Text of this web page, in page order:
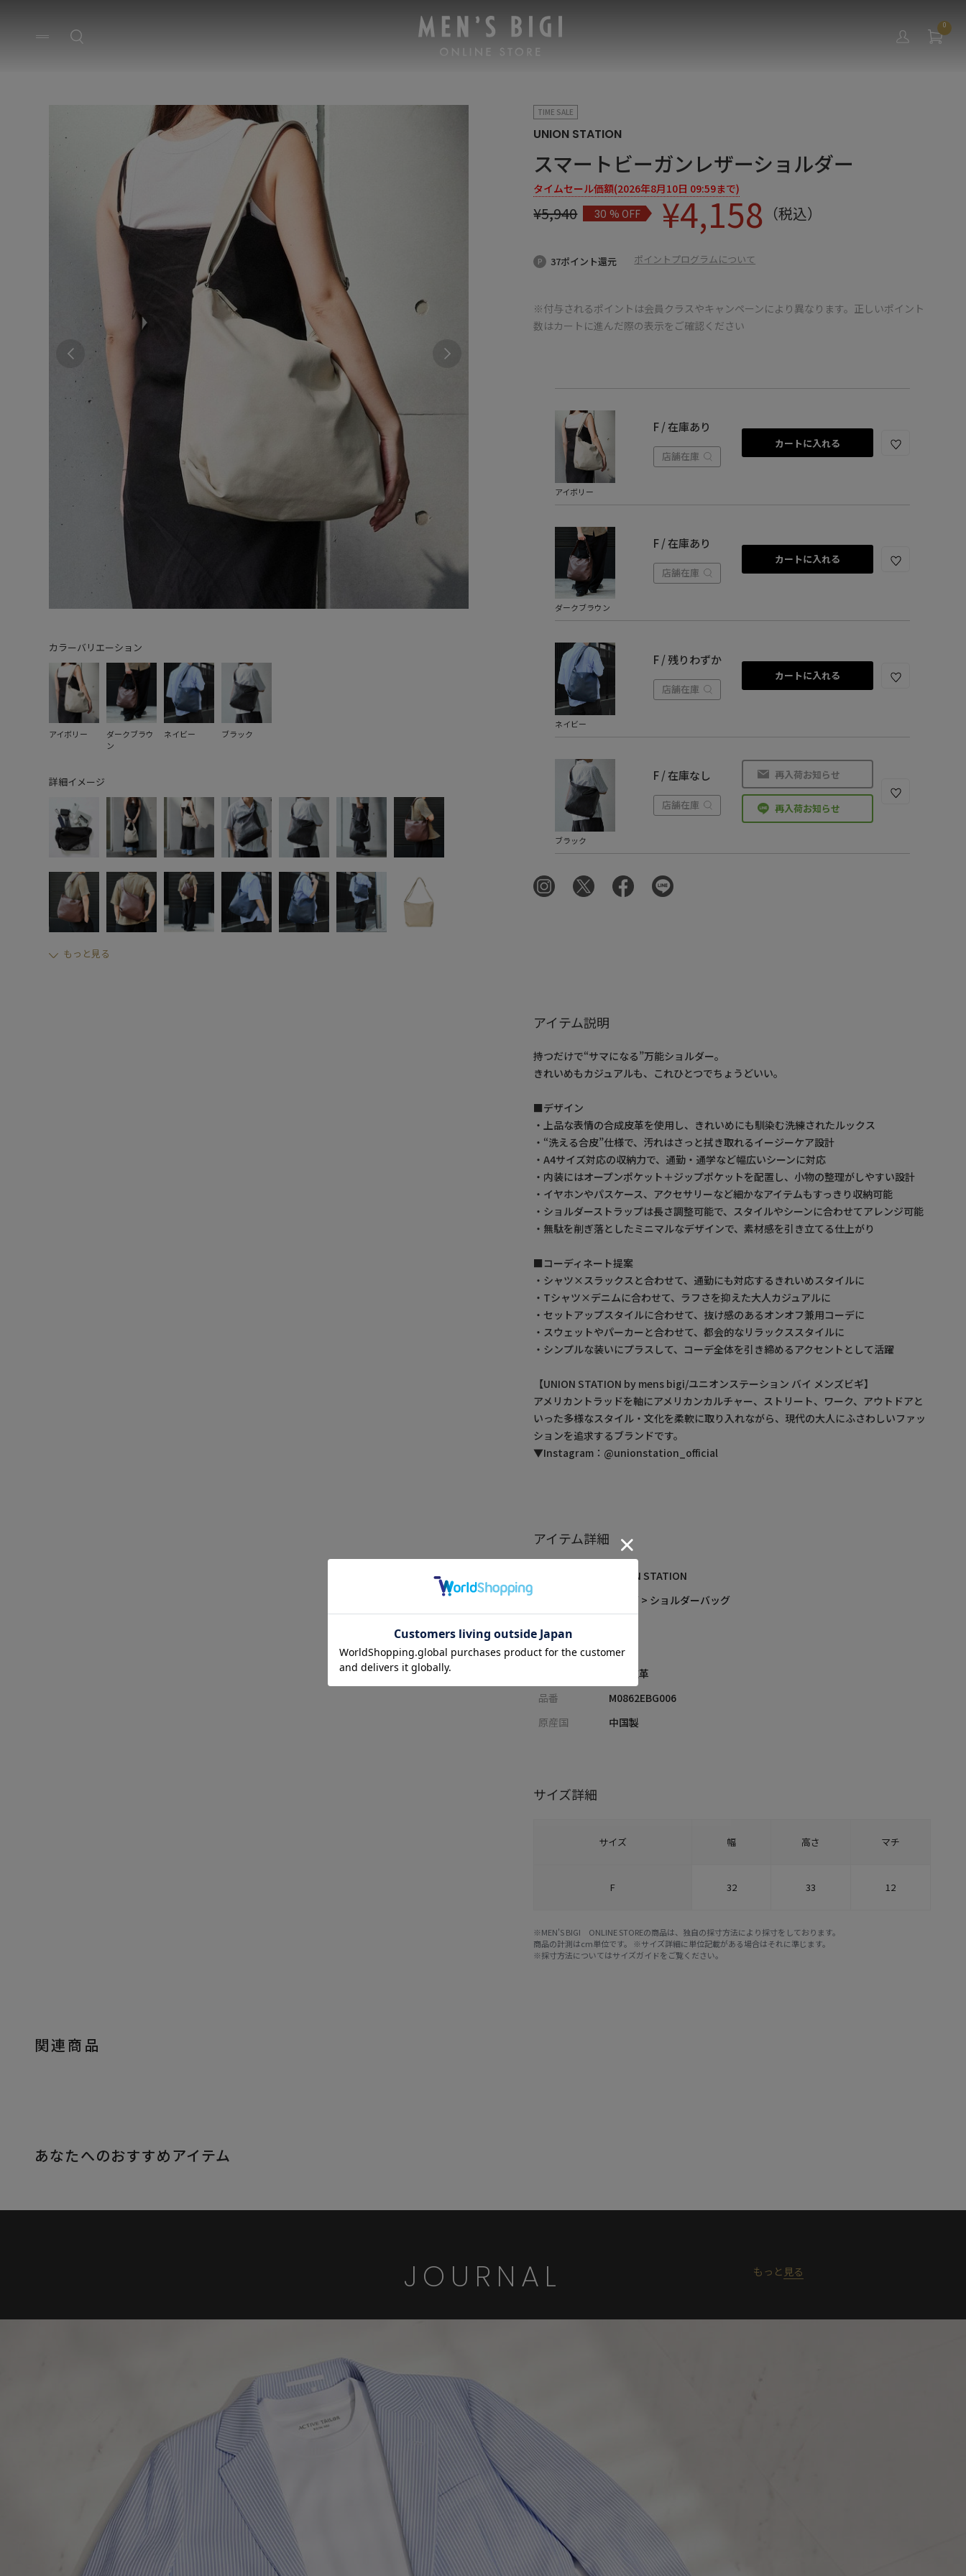
0
カラーバリエーション
アイボリー
ダークブラウ
ン
ネイビー ブラック
詳細イメージ
もっと見る
TIME SALE
UNION STATION
スマートビーガンレザーショルダー
タイムセール価額(2026年8月10日 09:59まで)
¥5,940 30% OFF ¥4,158 （税込）
37ポイント還元 ポイントプログラムについて
※付与されるポイントは会員クラスやキャンペーンにより異なります。正しいポイント
数はカートに進んだ際の表示をご確認ください
アイボリー
F / 在庫あり
店舗在庫
カートに入れる
ダークブラウン
F / 在庫あり
店舗在庫
カートに入れる
ネイビー
F / 残りわずか
店舗在庫
カートに入れる
ブラック
F / 在庫なし
店舗在庫
再入荷お知らせ
再入荷お知らせ
アイテム説明
持つだけで“サマになる”万能ショルダー。
きれいめもカジュアルも、これひとつでちょうどいい。
■デザイン
・上品な表情の合成皮革を使用し、きれいめにも馴染む洗練されたルックス
・“洗える合皮”仕様で、汚れはさっと拭き取れるイージーケア設計
・A4サイズ対応の収納力で、通勤・通学など幅広いシーンに対応
・内装にはオープンポケット＋ジップポケットを配置し、小物の整理がしやすい設計
・イヤホンやパスケース、アクセサリーなど細かなアイテムもすっきり収納可能
・ショルダーストラップは長さ調整可能で、スタイルやシーンに合わせてアレンジ可能
・無駄を削ぎ落としたミニマルなデザインで、素材感を引き立てる仕上がり
■コーディネート提案
・シャツ×スラックスと合わせて、通勤にも対応するきれいめスタイルに
・Tシャツ×デニムに合わせて、ラフさを抑えた大人カジュアルに
・セットアップスタイルに合わせて、抜け感のあるオンオフ兼用コーデに
・スウェットやパーカーと合わせて、都会的なリラックススタイルに
・シンプルな装いにプラスして、コーデ全体を引き締めるアクセントとして活躍
【UNION STATION by mens bigi/ユニオンステーション バイ メンズビギ】
アメリカントラッドを軸にアメリカンカルチャー、ストリート、ワーク、アウトドアと
いった多様なスタイル・文化を柔軟に取り入れながら、現代の大人にふさわしいファッ
ションを追求するブランドです。
▼Instagram：@unionstation_official
アイテム詳細
UNION STATION
バッグ > ショルダーバッグ
性別
MENS
合成皮革
品番
M0862EBG006
原産国
中国製
サイズ詳細
サイズ 幅 高さ マチ
F 32 33 12
※MEN'S BIGI ONLINE STOREの商品は、独自の採寸方法により採寸をしております。
商品の計測はcm単位です。 ※サイズ詳細に単位記載がある場合はそれに準じます。
※採寸方法についてはサイズガイドをご覧ください。
関連商品
あなたへのおすすめアイテム
JOURNAL もっと 見る